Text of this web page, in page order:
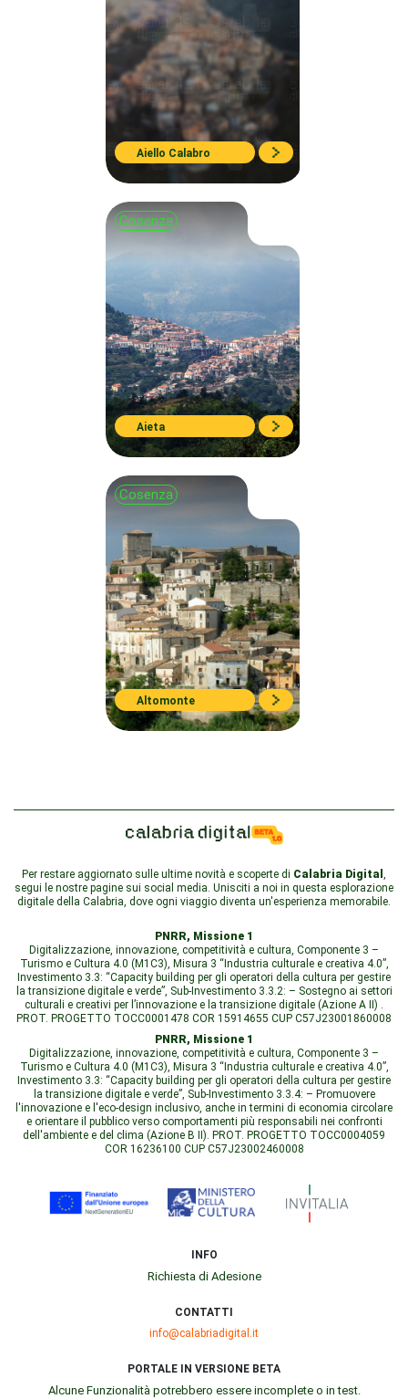
Aiello Calabro
Cosenza
Aieta
Cosenza
Altomonte
Per restare aggiornato sulle ultime novità e scoperte di Calabria Digital
segui le nostre pagine sui social media. Unisciti a noi in questa esplorazione
digitale della Calabria, dove ogni viaggio diventa un'esperienza memorabile.
PNRR, Missione 1
Digitalizzazione, innovazione, competitività e cultura, Componente 3 –
Turismo e Cultura 4.0 (M1C3), Misura 3 “Industria culturale e creativa 4.0”,
Investimento 3.3: “Capacity building per gli operatori della cultura per gestire
la transizione digitale e verde”, Sub-Investimento 3.3.2: – Sostegno ai settori
culturali e creativi per l’innovazione e la transizione digitale (Azione A II) .
PROT. PROGETTO TOCC0001478 COR 15914655 CUP C57J23001860008
PNRR, Missione 1
Digitalizzazione, innovazione, competitività e cultura, Componente 3 –
Turismo e Cultura 4.0 (M1C3), Misura 3 “Industria culturale e creativa 4.0”,
Investimento 3.3: “Capacity building per gli operatori della cultura per gestire
la transizione digitale e verde”, Sub-Investimento 3.3.4: – Promuovere
l'innovazione e l'eco-design inclusivo, anche in termini di economia circolare
e orientare il pubblico verso comportamenti più responsabili nei confronti
dell'ambiente e del clima (Azione B II). PROT. PROGETTO TOCC0004059
COR 16236100 CUP C57J23002460008
INFO
Richiesta di Adesione
CONTATTI
info@calabriadigital.it
PORTALE IN VERSIONE BETA
Alcune Funzionalità potrebbero essere incomplete o in test.